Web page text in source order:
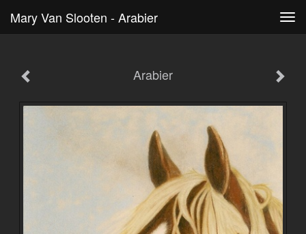
Mary Van Slooten - Arabier
Arabier